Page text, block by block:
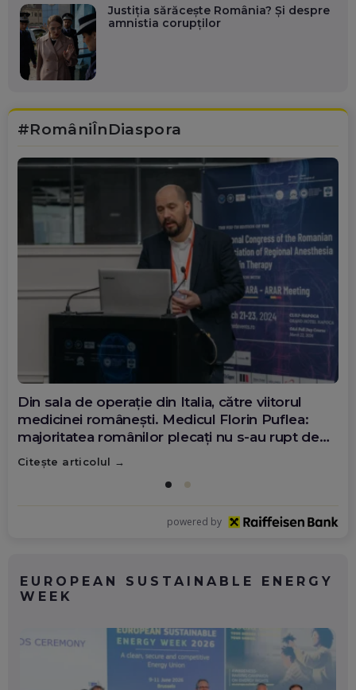
Justiția sărăcește România? Și despre
amnistia corupților
#RomâniÎnDiaspora
Din sala de operație din Italia, către viitorul
medicinei românești. Medicul Florin Puflea:
majoritatea românilor plecați nu s-au rupt de
țară
Citește articolul
powered by
EUROPEAN SUSTAINABLE ENERGY
WEEK